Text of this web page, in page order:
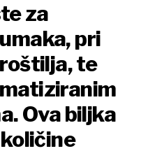
za
pri
te
Ova biljka